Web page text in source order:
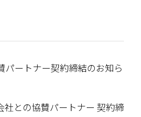
パートナー契約締結のお知ら
社との協賛パートナー 契約締